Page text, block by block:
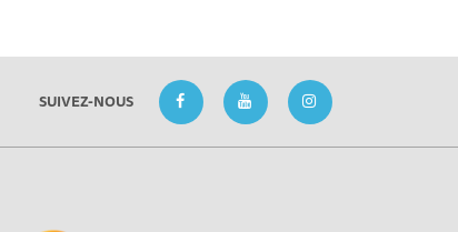
SUIVEZ-NOUS